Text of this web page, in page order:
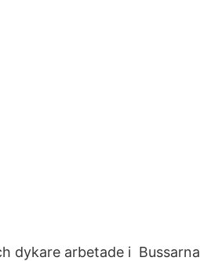
dykare arbetade i Bussarna